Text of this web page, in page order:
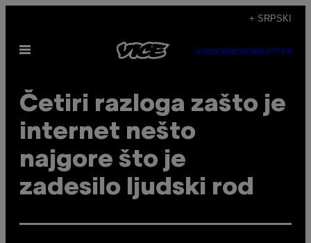
садржај
+ SRPSKI
Otvori
SUBSCRIBENEWSLETTER
Četiri razloga zašto je
internet nešto
najgore što je
zadesilo ljudski rod